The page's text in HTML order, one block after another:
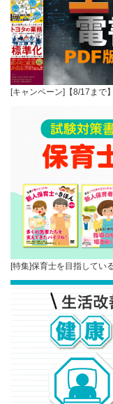
[キャンペーン]【8/17まで
[特集]保育士を目指してい